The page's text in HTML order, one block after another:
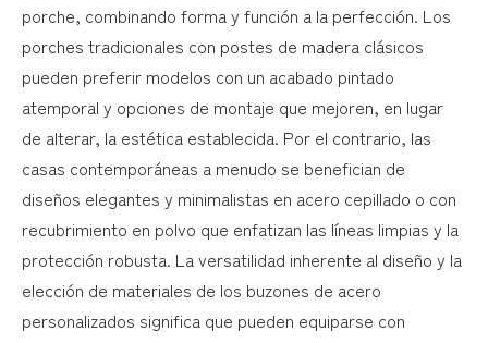
porche, combinando forma y función a la perfección. Los
porches tradicionales con postes de madera clásicos
pueden preferir modelos con un acabado pintado
atemporal y opciones de montaje que mejoren, en lugar
de alterar, la estética establecida. Por el contrario, las
casas contemporáneas a menudo se benefician de
diseños elegantes y minimalistas en acero cepillado o con
recubrimiento en polvo que enfatizan las líneas limpias y la
protección robusta. La versatilidad inherente al diseño y la
elección de materiales de los buzones de acero
personalizados significa que pueden equiparse con